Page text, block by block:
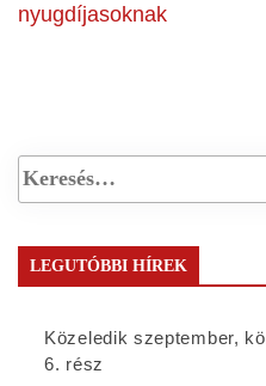
nyugdíjasoknak
LEGUTÓBBI HÍREK
Közeledik szeptember,
6. rész